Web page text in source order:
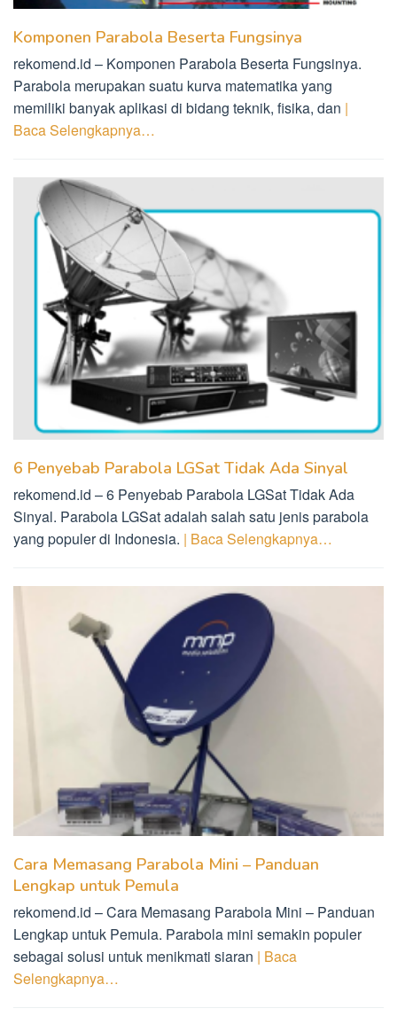
Komponen Parabola Beserta Fungsinya
rekomend.id – Komponen Parabola Beserta Fungsinya.
Parabola merupakan suatu kurva matematika yang
memiliki banyak aplikasi di bidang teknik, fisika, dan |
Baca Selengkapnya…
6 Penyebab Parabola LGSat Tidak Ada Sinyal
rekomend.id – 6 Penyebab Parabola LGSat Tidak Ada
Sinyal. Parabola LGSat adalah salah satu jenis parabola
yang populer di Indonesia. | Baca Selengkapnya…
Cara Memasang Parabola Mini – Panduan
Lengkap untuk Pemula
rekomend.id – Cara Memasang Parabola Mini – Panduan
Lengkap untuk Pemula. Parabola mini semakin populer
sebagai solusi untuk menikmati siaran | Baca
Selengkapnya…